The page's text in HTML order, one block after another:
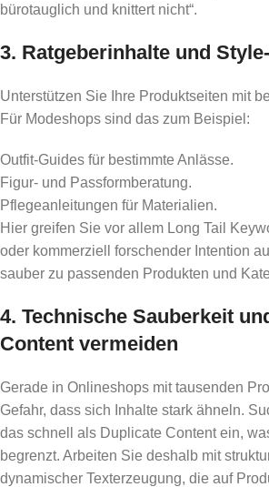
bürotauglich und knittert nicht“.
3. Ratgeberinhalte und
Unterstützen Sie Ihre Produktseiten mit
Für Modeshops sind das zum Beispiel:
Outfit-Guides für bestimmte Anlässe.
Figur- und Passformberatung.
Pflegeanleitungen für Materialien.
Hier greifen Sie vor allem Long Tail
oder kommerziell forschender Intention
sauber zu passenden Produkten und
4. Technische Sauberkeit
Content vermeiden
Gerade in Onlineshops mit tausenden
Gefahr, dass sich Inhalte stark ähneln.
das schnell als Duplicate Content ein,
begrenzt. Arbeiten Sie deshalb mit
dynamischer Texterzeugung, die auf